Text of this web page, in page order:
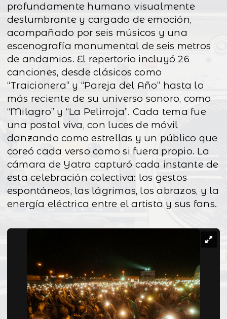
profundamente humano, visualmente
deslumbrante y cargado de emoción,
acompañado por seis músicos y una
escenografía monumental de seis metros
de andamios. El repertorio incluyó 26
canciones, desde clásicos como
“Traicionera” y “Pareja del Año” hasta lo
más reciente de su universo sonoro, como
“Milagro” y “La Pelirroja”. Cada tema fue
una postal viva, con luces de móvil
danzando como estrellas y un público que
coreó cada verso como si fuera propio. La
cámara de Yatra capturó cada instante de
esta celebración colectiva: los gestos
espontáneos, las lágrimas, los abrazos, y la
energía eléctrica entre el artista y sus fans.